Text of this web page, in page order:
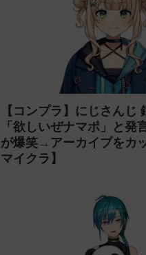
【コンプラ】にじさんじ
「欲しいぜナマポ」と発
が爆笑→アーカイブをカ
マイクラ】